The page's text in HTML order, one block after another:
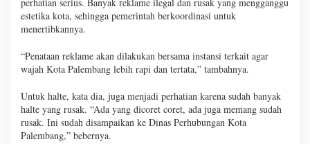
estetika kota, sehingga pemerintah berkoordinasi untuk
menertibkannya.
“Penataan reklame akan dilakukan bersama instansi terkait agar
wajah Kota Palembang lebih rapi dan tertata,” tambahnya.
Untuk halte, kata dia, juga menjadi perhatian karena sudah banyak
halte yang rusak. “Ada yang dicoret coret, ada juga memang sudah
rusak. Ini sudah disampaikan ke Dinas Perhubungan Kota
Palembang,” bebernya.